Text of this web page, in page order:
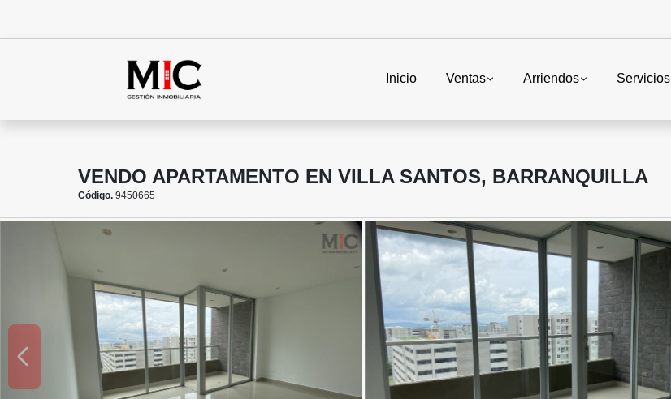
Inicio Ventas Arriendos Servicios
VENDO APARTAMENTO EN VILLA SANTOS, BARRANQUILLA
Código. 9450665